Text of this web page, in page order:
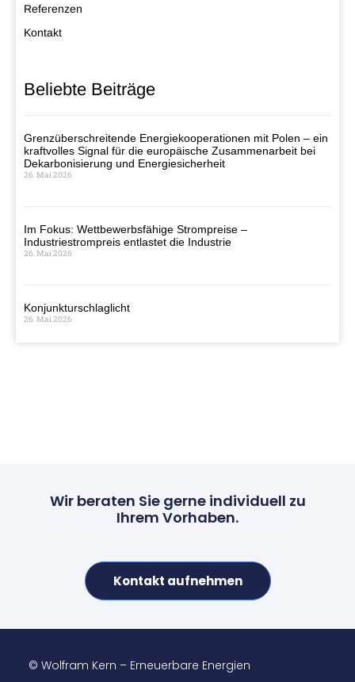
Referenzen
Kontakt
Beliebte Beiträge
Grenzüberschreitende Energiekooperationen mit Polen – ein
kraftvolles Signal für die europäische Zusammenarbeit bei
Dekarbonisierung und Energiesicherheit
26. Mai 2026
Im Fokus: Wettbewerbsfähige Strompreise –
Industriestrompreis entlastet die Industrie
26. Mai 2026
Konjunkturschlaglicht
26. Mai 2026
Wir beraten Sie gerne individuell zu
Ihrem Vorhaben.
Kontakt aufnehmen
© Wolfram Kern – Erneuerbare Energien